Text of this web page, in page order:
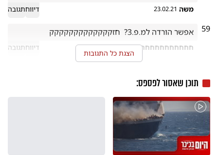
משה 23.02.21 דיווחתגובה
59 אפשר הורדה למ.פ.3?  חזקקקקקקקקקקקקק
חחחחחחחחחחחחחחח 21.02.21 דיווחתגובה
הצגת כל התגובות
תוכן שאסור לפספס: